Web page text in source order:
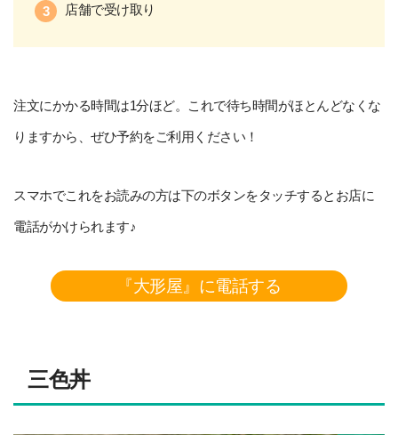
店舗で受け取り
注文にかかる時間は1分ほど。これで待ち時間がほとんどなくな
りますから、ぜひ予約をご利用ください！
スマホでこれをお読みの方は下のボタンをタッチするとお店に
電話がかけられます♪
『大形屋』に電話する
三色丼